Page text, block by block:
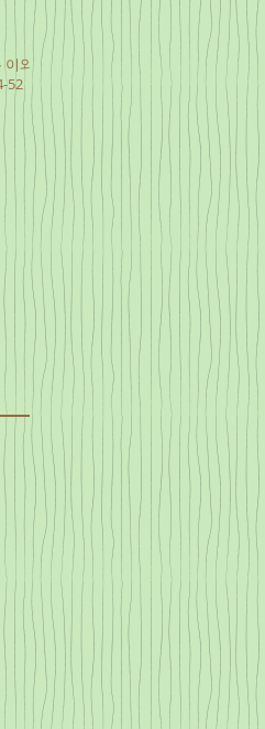
이와
52